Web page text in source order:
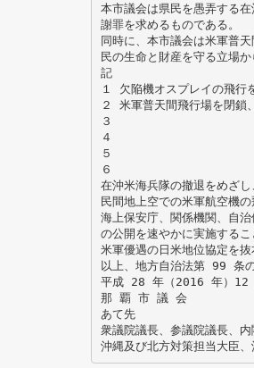
本市議会は県民を愚弄する
謝罪を求めるものである。
同時に、本市議会は米軍普
民の生命と財産を守る立場
記
１ 欠陥機オスプレイの飛行
２ 米軍普天間飛行場を閉鎖
３
４
５
６
在沖米海兵隊の撤退をめざし
民間地上空での米軍航空機
海上保安庁、関係機関、自
の公開を速やかに実施するこ
米軍優遇の日米地位協定を抜
以上、地方自治法第 99 条
平成 28 年（2016 年）
那 覇 市 議 会
あて先
衆議院議長、参議院議長、